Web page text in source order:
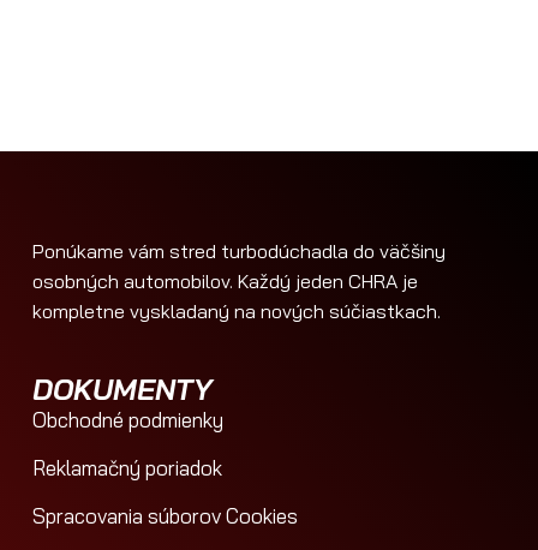
Ponúkame vám stred turbodúchadla do väčšiny
osobných automobilov. Každý jeden CHRA je
kompletne vyskladaný na nových súčiastkach.
DOKUMENTY
Obchodné podmienky
Reklamačný poriadok
Spracovania súborov Cookies